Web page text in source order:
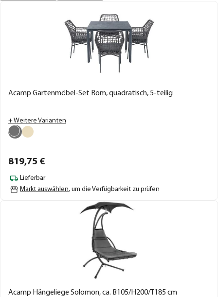
Acamp Gartenmöbel-Set Rom, quadratisch, 5-teilig
+ Weitere Varianten
819,75 €
Lieferbar
Markt auswählen, um die Verfügbarkeit zu prüfen
Acamp Hängeliege Solomon, ca. B105/H200/T185 cm